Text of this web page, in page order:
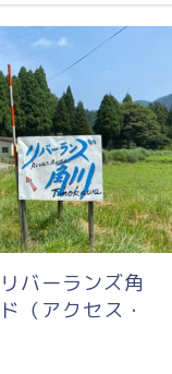
バーランズ角
（アクセス・